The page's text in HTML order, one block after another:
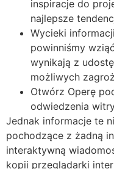
inspiracje do
najlepsze
Wycieki
powinniśmy
wynikają z
możliwych
Otwórz Operę
odwiedzenia
Jednak informacje te
pochodzące z żadną
interaktywną
kopii przeglądarki